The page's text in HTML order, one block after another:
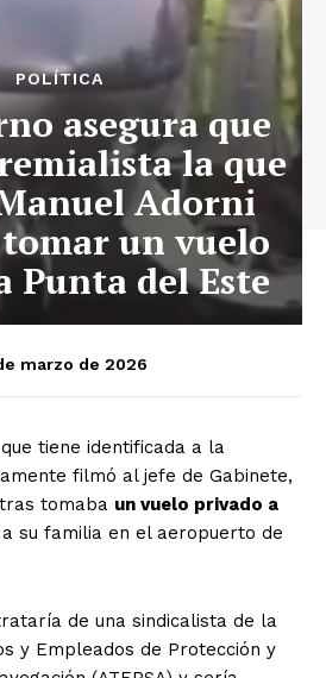
POLÍTICA
asegura que
la que
Adorni
un vuelo
Punta del Este
marzo de 2026
tiene identificada a la
filmó al jefe de Gabinete,
tomaba un vuelo privado a
su familia en el aeropuerto de
de una sindicalista de la
y Empleados de Protección y